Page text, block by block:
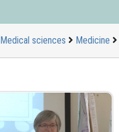
Medical sciences Medicine